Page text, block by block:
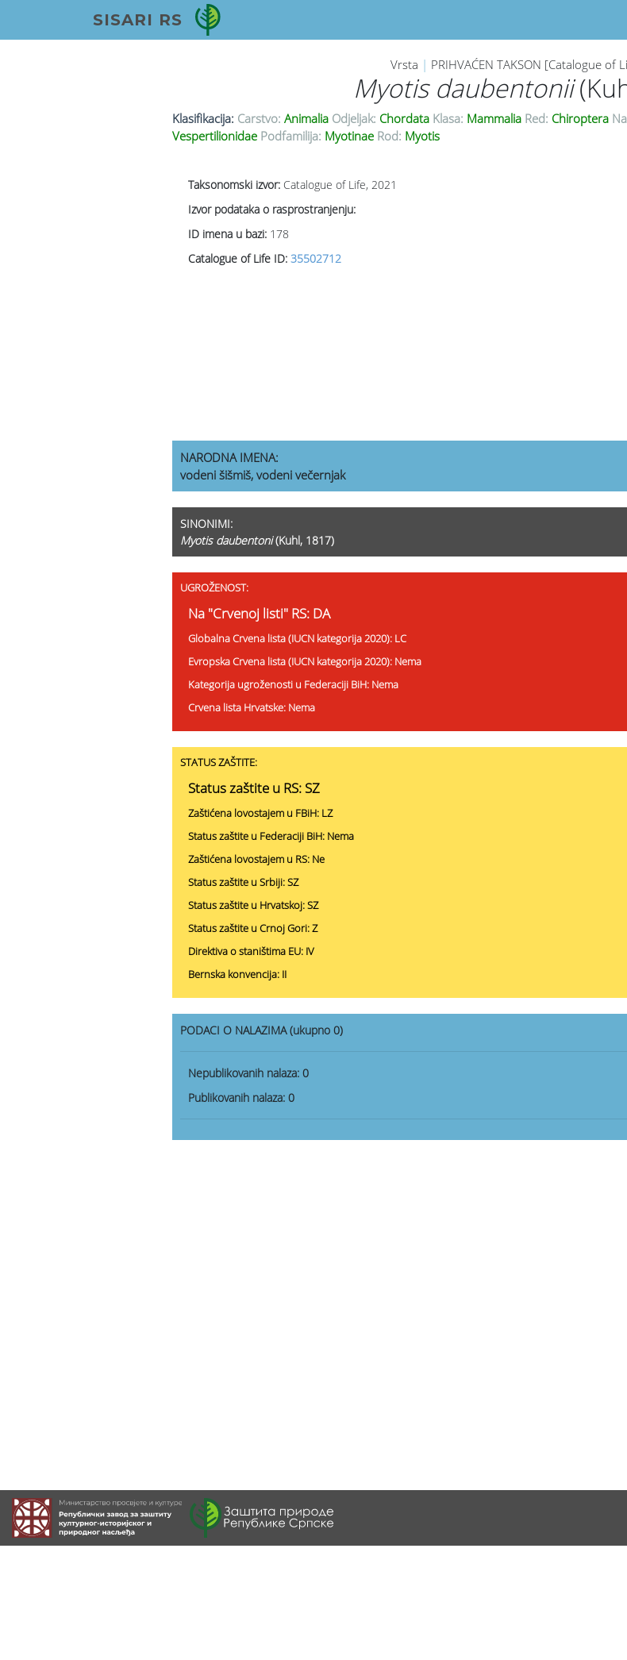
SISARI RS
Vrsta | PRIHVAĆEN TAKSON [Catalogue of
Myotis daubentonii
Klasifikacija: Carstvo: Animalia Odjeljak: Chordata Klasa: Mammalia Red: Chiroptera
Vespertilionidae Podfamilija: Myotinae Rod: Myotis
Taksonomski izvor: Catalogue of Life, 2021
Izvor podataka o rasprostranjenju:
ID imena u bazi: 178
Catalogue of Life ID: 35502712
NARODNA IMENA:
vodeni šišmiš, vodeni večernjak
SINONIMI:
Myotis daubentoni(Kuhl, 1817)
UGROŽENOST:
Na "Crvenoj listi" RS: DA
Globalna Crvena lista (IUCN kategorija 2020): LC
Evropska Crvena lista (IUCN kategorija 2020): Nema
Kategorija ugroženosti u Federaciji BiH: Nema
Crvena lista Hrvatske: Nema
STATUS ZAŠTITE:
Status zaštite u RS: SZ
Zaštićena lovostajem u FBiH: LZ
Status zaštite u Federaciji BiH: Nema
Zaštićena lovostajem u RS: Ne
Status zaštite u Srbiji: SZ
Status zaštite u Hrvatskoj: SZ
Status zaštite u Crnoj Gori: Z
Direktiva o staništima EU: IV
Bernska konvencija: II
PODACI O NALAZIMA (ukupno 0)
Nepublikovanih nalaza: 0
Publikovanih nalaza: 0